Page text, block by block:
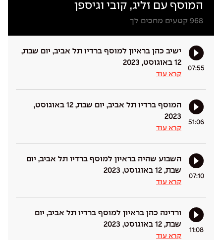
המוסף עם זליג, קובי וגיספן
968 קטעים מחכים לך
07:55
ישיב כהן בראיון למוסף ברדיו תל אביב, יום שבת,
12 באוגוסט, 2023
קרא עוד
51:06
המוסף ברדיו תל אביב, יום שבת, 12 באוגוסט,
2023
קרא עוד
07:10
השבוע שהיה בראיון למוסף ברדיו תל אביב, יום
שבת, 12 באוגוסט, 2023
קרא עוד
11:08
ורדינה כהן בראיון למוסף ברדיו תל אביב, יום
שבת, 12 באוגוסט, 2023
קרא עוד